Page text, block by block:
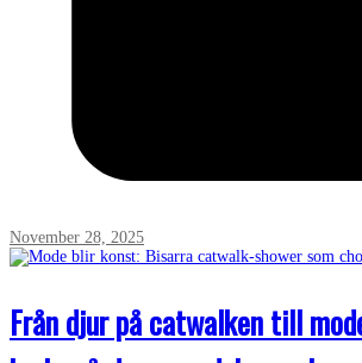
November 28, 2025
Från djur på catwalken till